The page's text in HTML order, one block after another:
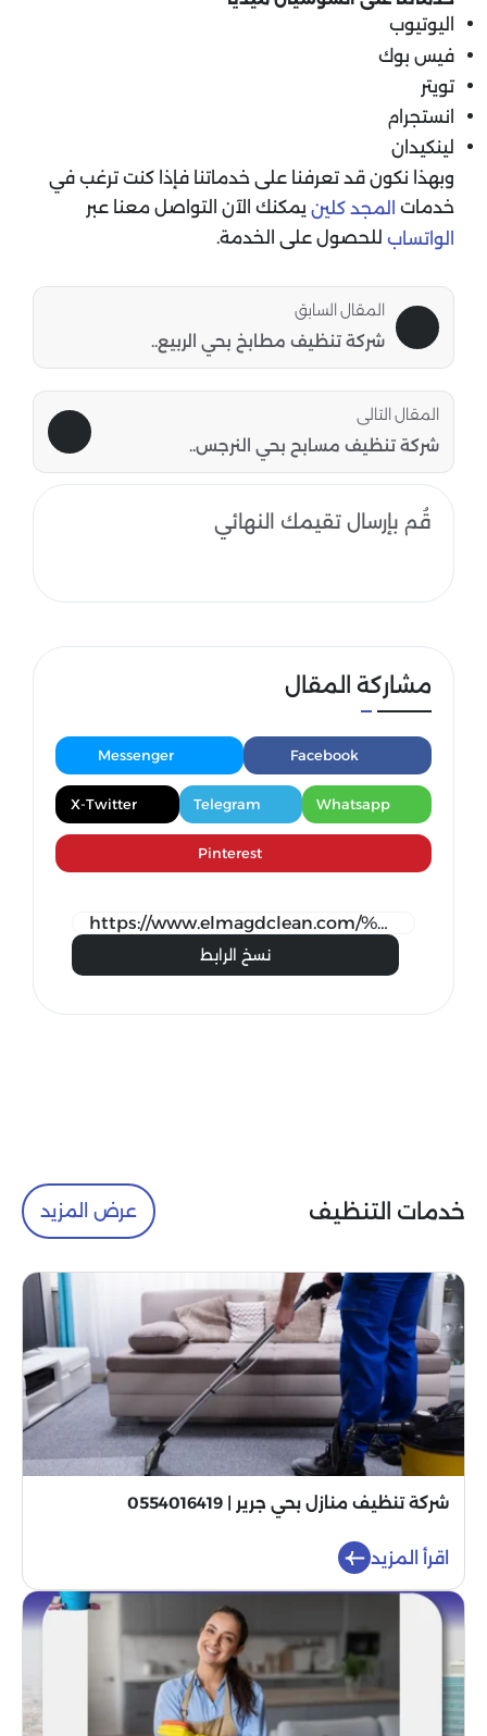
اليوتيوب
فيس بوك
تويتر
انستجرام
لينكيدان
وبهذا نكون قد تعرفنا على خدماتنا فإذا كنت ترغب في
خدمات المجد كلين يمكنك الآن التواصل معنا عبر
الواتساب للحصول على الخدمة.
المقال السابق
شركة تنظيف مطابخ بحي الربيع..
المقال التالى
شركة تنظيف مسابح بحي النرجس..
قُم بإرسال تقيمك النهائي
مشاركة المقال
Facebook
Messenger
Whatsapp
Telegram
X-Twitter
Pinterest
نسخ الرابط
خدمات التنظيف عرض المزيد
شركة تنظيف منازل بحي جرير | 0554016419
اقرأ المزيد